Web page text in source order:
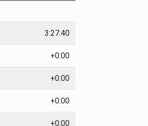
3:27:40
+0:00
+0:00
+0:00
+0:00